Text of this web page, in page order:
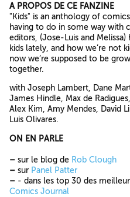
A PROPOS DE CE FANZINE
"Kids" is an anthology of
having to do in some way with
editors, (Jose-Luis and
kids lately, and how we’re not
now we’re supposed to be
together.
with Joseph Lambert, Dane
James Hindle, Max de
Alex Kim, Amy Mendes, David
Luis Olivares.
ON EN PARLE
– sur le blog de Rob Clough
– sur Panel Patter
– - dans les top 30 des
Comics Journal